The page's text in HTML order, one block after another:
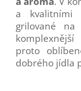
a kvalitními
grilované
proto
dobrého jídla